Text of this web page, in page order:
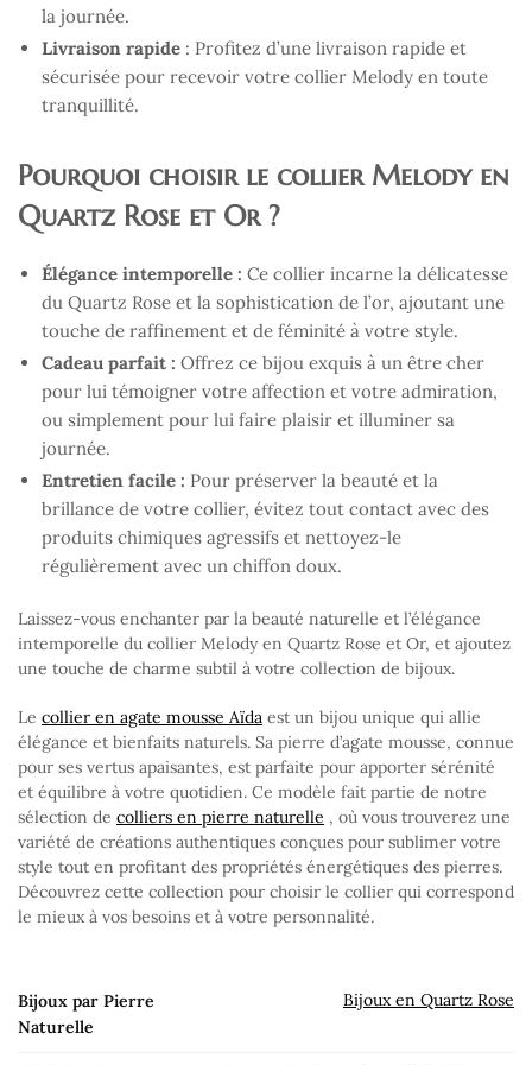
la journée.
Livraison rapide : Profitez d’une livraison rapide et
sécurisée pour recevoir votre collier Melody en toute
tranquillité.
Pourquoi choisir le collier Melody en
Quartz Rose et Or ?
Élégance intemporelle : Ce collier incarne la délicatesse
du Quartz Rose et la sophistication de l’or, ajoutant une
touche de raffinement et de féminité à votre style.
Cadeau parfait : Offrez ce bijou exquis à un être cher
pour lui témoigner votre affection et votre admiration,
ou simplement pour lui faire plaisir et illuminer sa
journée.
Entretien facile : Pour préserver la beauté et la
brillance de votre collier, évitez tout contact avec des
produits chimiques agressifs et nettoyez-le
régulièrement avec un chiffon doux.
Laissez-vous enchanter par la beauté naturelle et l’élégance
intemporelle du collier Melody en Quartz Rose et Or, et ajoutez
une touche de charme subtil à votre collection de bijoux.
Le collier en agate mousse Aïda est un bijou unique qui allie
élégance et bienfaits naturels. Sa pierre d’agate mousse, connue
pour ses vertus apaisantes, est parfaite pour apporter sérénité
et équilibre à votre quotidien. Ce modèle fait partie de notre
sélection de colliers en pierre naturelle , où vous trouverez une
variété de créations authentiques conçues pour sublimer votre
style tout en profitant des propriétés énergétiques des pierres.
Découvrez cette collection pour choisir le collier qui correspond
le mieux à vos besoins et à votre personnalité.
Bijoux par Pierre
Naturelle
Bijoux en Quartz Rose